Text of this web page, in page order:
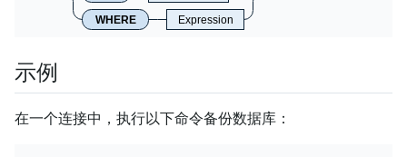
WHERE Expression
示例
在一个连接中，执行以下命令备份数据库：